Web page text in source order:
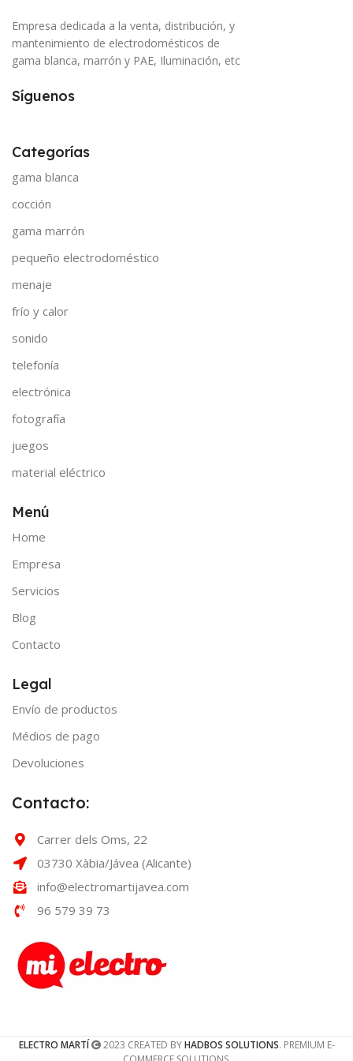
Empresa dedicada a la venta, distribución, y
mantenimiento de electrodomésticos de
gama blanca, marrón y PAE, Iluminación, etc
Síguenos
Categorías
gama blanca
cocción
gama marrón
pequeño electrodoméstico
menaje
frío y calor
sonido
telefonía
electrónica
fotografía
juegos
material eléctrico
Menú
Home
Empresa
Servicios
Blog
Contacto
Legal
Envío de productos
Médios de pago
Devoluciones
Contacto:
Carrer dels Oms, 22
03730 Xàbia/Jávea (Alicante)
info@electromartijavea.com
96 579 39 73
ELECTRO MARTÍ 2023 CREATED BYHADBOS SOLUTIONS. PREMIUM E-